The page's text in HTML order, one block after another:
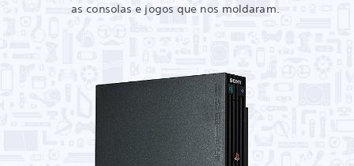
as consolas e jogos que nos moldaram.